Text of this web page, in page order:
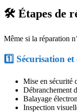
🛠️ Étapes de
Même si la réparation
1️⃣ Sécurisation
Mise en sécurité
Débranchement
Balayage
Inspection